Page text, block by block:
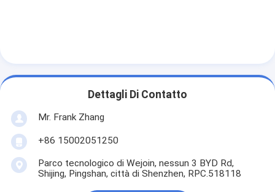
Dettagli Di Contatto
Mr. Frank Zhang
+86 15002051250
Parco tecnologico di Wejoin, nessun 3 BYD Rd,
Shijing, Pingshan, città di Shenzhen, RPC.518118